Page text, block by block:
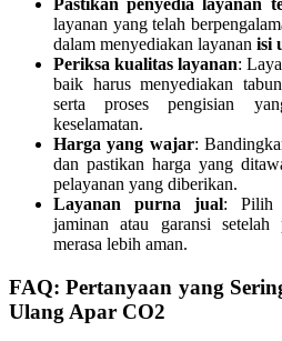
Pastikan penyedia layanan
layanan yang telah
dalam menyediakan layanan isi
Periksa kualitas layanan:
baik harus menyediakan
serta proses pengisian
keselamatan.
Harga yang wajar:
dan pastikan harga yang
pelayanan yang diberikan.
Layanan purna jual: Pilih
jaminan atau garansi
merasa lebih aman.
FAQ: Pertanyaan yang
Ulang Apar CO2